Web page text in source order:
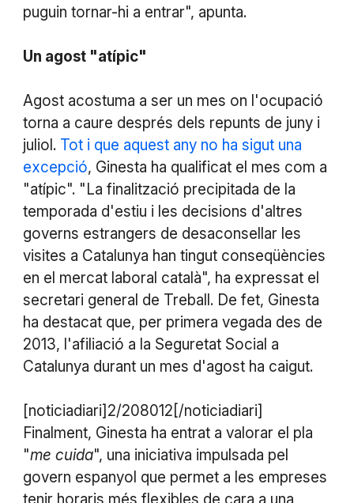
puguin tornar-hi a entrar", apunta.
Un agost "atípic"
Agost acostuma a ser un mes on l'ocupació
torna a caure després dels repunts de juny i
juliol. Tot i que aquest any no ha sigut una
excepció, Ginesta ha qualificat el mes com a
"atípic". "La finalització precipitada de la
temporada d'estiu i les decisions d'altres
governs estrangers de desaconsellar les
visites a Catalunya han tingut conseqüències
en el mercat laboral català", ha expressat el
secretari general de Treball. De fet, Ginesta
ha destacat que, per primera vegada des de
2013, l'afiliació a la Seguretat Social a
Catalunya durant un mes d'agost ha caigut.
[noticiadiari]2/208012[/noticiadiari]
Finalment, Ginesta ha entrat a valorar el pla
"me cuida", una iniciativa impulsada pel
govern espanyol que permet a les empreses
tenir horaris més flexibles de cara a una